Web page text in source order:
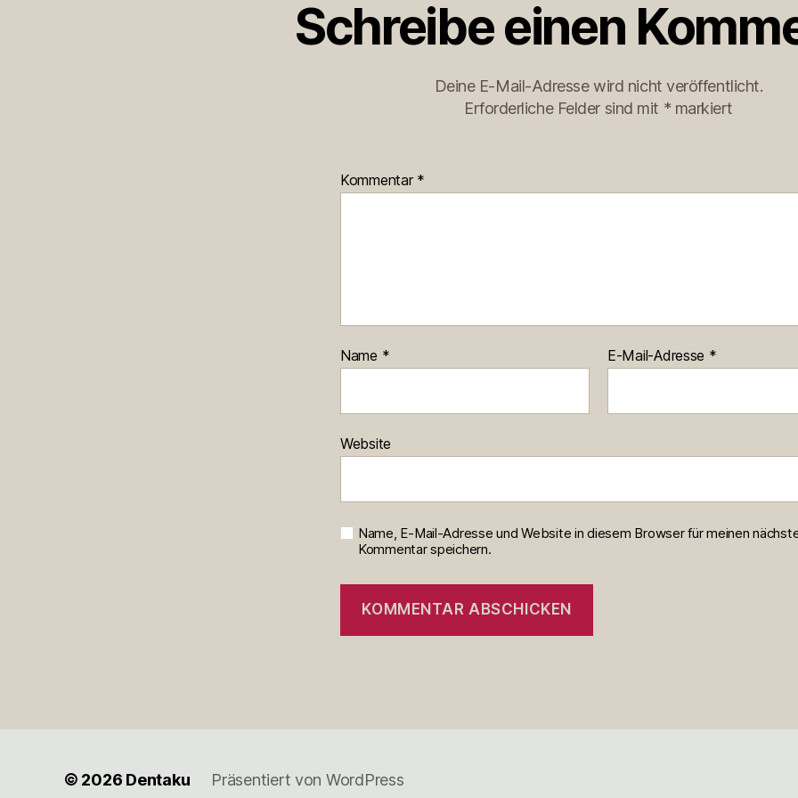
Schreibe einen
Deine E-Mail-Adresse wird nicht veröffentlicht.
Erforderliche Felder sind mit * markiert
Kommentar *
Name * E-Mail-Adresse *
Website
Name, E-Mail-Adresse und Website in diesem Browser für meinen
Kommentar speichern.
© 2026 Dentaku Präsentiert von WordPress